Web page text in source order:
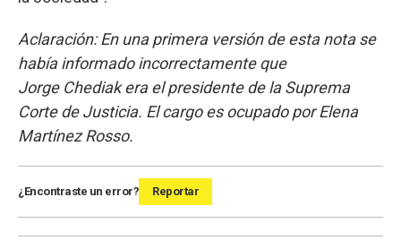
Aclaración: En una primera versión de esta nota se
había informado incorrectamente que
Jorge Chediak era el presidente de la Suprema
Corte de Justicia. El cargo es ocupado por Elena
Martínez Rosso.
¿Encontraste un error? Reportar